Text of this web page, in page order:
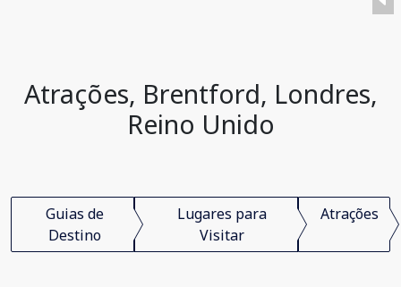
Atrações, Brentford, Londres,
Reino Unido
Guias de
Destino
Lugares para
Visitar
Atrações